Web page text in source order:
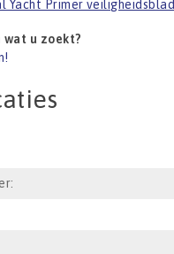
Yacht Primer veiligheidsblad
wat u zoekt?